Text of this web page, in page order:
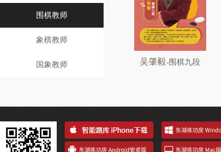
围棋教师
象棋教师
国象教师 吴肇毅-围棋九段